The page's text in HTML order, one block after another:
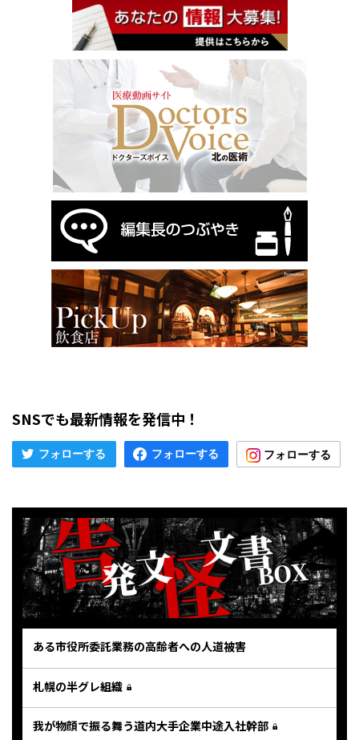
SNSでも最新情報を発信中！
ある市役所委託業務の高齢者への人道被害
札幌の半グレ組織
我が物顔で振る舞う道内大手企業中途入社幹部